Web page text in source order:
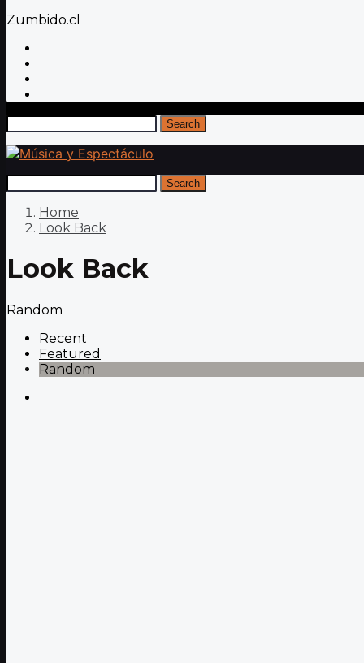
Zumbido.cl
Search
Search
Home
Look Back
Look Back
Random
Recent
Featured
Random